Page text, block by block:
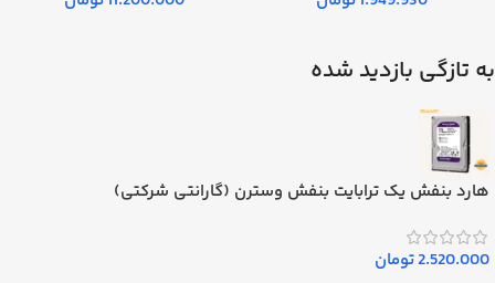
به تازگی بازدید شده
هارد بنفش یک ترابایت بنفش وسترن (گارانتی شرکتی)
2.520.000تومان